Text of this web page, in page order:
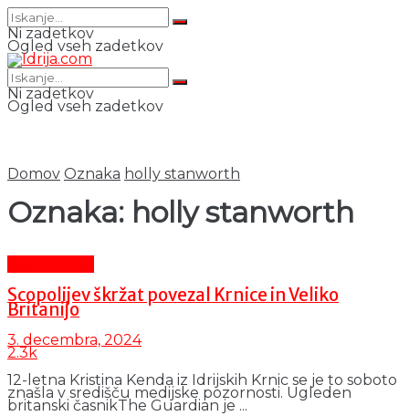
Ni zadetkov
Ogled vseh zadetkov
Ni zadetkov
Ogled vseh zadetkov
Domov Oznaka holly stanworth
Oznaka: holly stanworth
Scopolijev škržat povezal Krnice in Veliko
Britanijo
3. decembra, 2024
2.3k
12-letna Kristina Kenda iz Idrijskih Krnic se je to soboto
znašla v središču medijske pozornosti. Ugleden
britanski časnikThe Guardian je ...